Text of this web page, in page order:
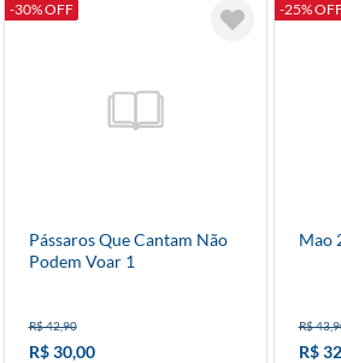
-30% OFF
Pássaros Que Cantam Não
Podem Voar 1
R$ 42,90
R$ 30,00
-25%
Mao
R$
R$